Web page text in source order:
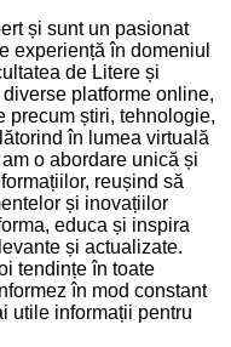
și sunt un pasionat
experiență în domeniul
de Litere și
platforme online,
precum știri, tehnologie,
în lumea virtuală
o abordare unică și
reușind să
și inovațiilor
educa și inspira
și actualizate.
tendințe în toate
în mod constant
utile informații pentru